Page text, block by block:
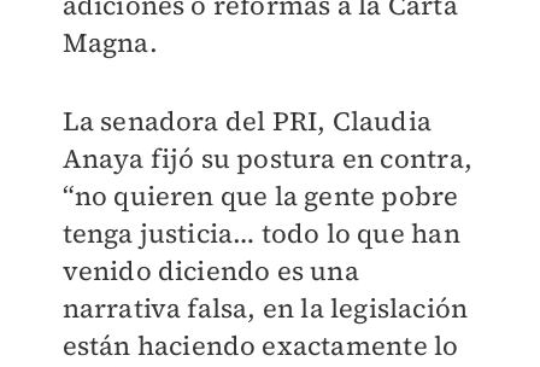
Magna.
La senadora del PRI, Claudia
Anaya fijó su postura en contra,
“no quieren que la gente pobre
tenga justicia… todo lo que han
venido diciendo es una
narrativa falsa, en la legislación
están haciendo exactamente lo